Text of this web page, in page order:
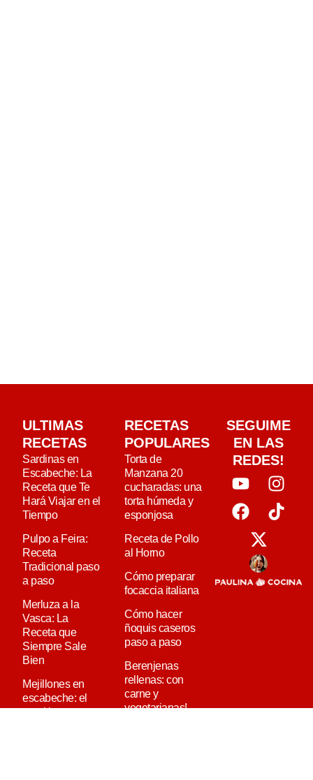
ULTIMAS
RECETAS
Sardinas en
Escabeche: La
Receta que Te
Hará Viajar en el
Tiempo
Pulpo a Feira:
Receta
Tradicional paso
a paso
Merluza a la
Vasca: La
Receta que
Siempre Sale
Bien
Mejillones en
escabeche: el
aperitivo
RECETAS
POPULARES
Torta de
Manzana 20
cucharadas: una
torta húmeda y
esponjosa
Receta de Pollo
al Horno
Cómo preparar
focaccia italiana
Cómo hacer
ñoquis caseros
paso a paso
Berenjenas
rellenas: con
carne y
vegetarianas!
SEGUIME
EN LAS
REDES!